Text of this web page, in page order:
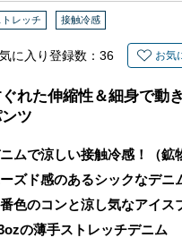
トレッチ 接触冷感
に入り登録数： 36 お気
れた伸縮性＆細身で動
ツ
ムで涼しい接触冷感！（鉱
ズド感のあるシックなデニ
色のコンと涼し気なアイス
の薄手ストレッチデニム